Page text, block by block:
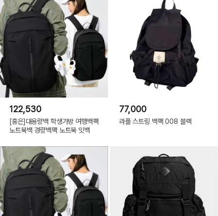
122,530
[홍은]대용량백 학생가방 여행백팩
노트북백 경량백팩 노트북 잇백
77,000
라플 스트링 백팩 008 블랙